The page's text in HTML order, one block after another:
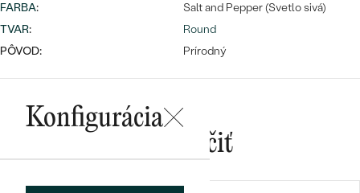
Bestsellery
FARBA:
Salt and Pepper (Svetlo sivá)
TVAR:
Round
PÔVOD:
Prírodný
Konfigurácia
Mohlo by sa vám páčiť